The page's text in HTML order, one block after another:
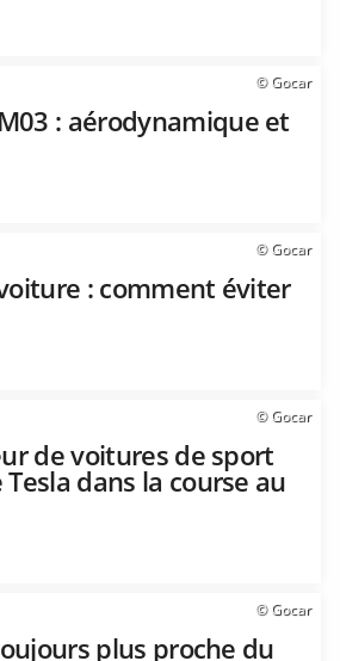
© Gocar
: aérodynamique et
© Gocar
: comment éviter
© Gocar
de voitures de sport
dans la course au
© Gocar
plus proche du